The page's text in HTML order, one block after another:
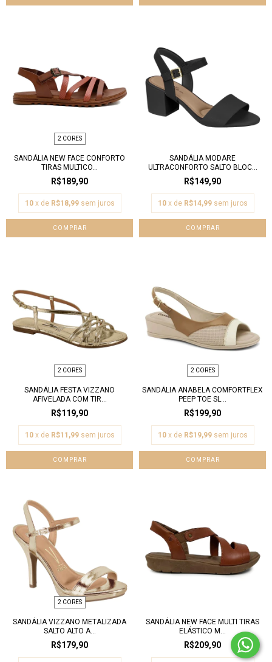
2 CORES
SANDÁLIA NEW FACE CONFORTO
TIRAS MULTICO...
R$189,90
10 x de R$18,99 sem juros
COMPRAR
SANDÁLIA MODARE
ULTRACONFORTO SALTO BLOC...
R$149,90
10 x de R$14,99 sem juros
COMPRAR
2 CORES
SANDÁLIA FESTA VIZZANO
AFIVELADA COM TIR...
R$119,90
10 x de R$11,99 sem juros
COMPRAR
2 CORES
SANDÁLIA ANABELA COMFORTFLEX
PEEP TOE SL...
R$199,90
10 x de R$19,99 sem juros
COMPRAR
2 CORES
SANDÁLIA VIZZANO METALIZADA
SALTO ALTO A...
R$179,90
SANDÁLIA NEW FACE MULTI TIRAS
ELÁSTICO M...
R$209,90